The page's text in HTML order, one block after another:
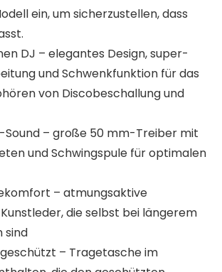
ein, um sicherzustellen, dass
DJ – elegantes Design, super-
und Schwenkfunktion für das
von Discobeschallung und
Sound – große 50 mm-Treiber mit
und Schwingspule für optimalen
– atmungsaktive
die selbst bei längerem
sind
– Tragetasche im